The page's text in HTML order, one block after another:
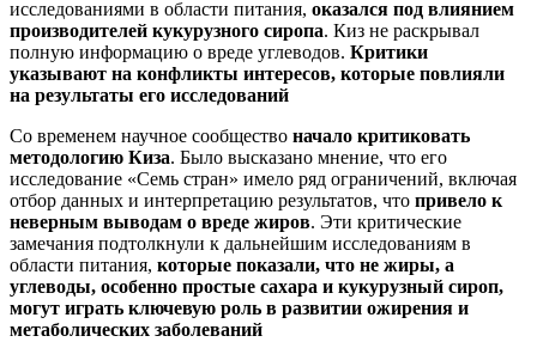
исследованиями в области питания, оказался под влиянием
производителей кукурузного сиропа. Киз не раскрывал
полную информацию о вреде углеводов. Критики
указывают на конфликты интересов, которые повлияли
на результаты его исследований
Со временем научное сообщество начало критиковать
методологию Киза. Было высказано мнение, что его
исследование «Семь стран» имело ряд ограничений, включая
отбор данных и интерпретацию результатов, что привело к
неверным выводам о вреде жиров. Эти критические
замечания подтолкнули к дальнейшим исследованиям в
области питания, которые показали, что не жиры, а
углеводы, особенно простые сахара и кукурузный сироп,
могут играть ключевую роль в развитии ожирения и
метаболических заболеваний